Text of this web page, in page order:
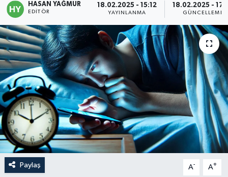
HASAN YAĞMUR
EDITÖR
18.02.2025 - 15:12
YAYINLANMA
18.02.2025 -
GÜNCELLEME
Paylaş A- A+
Politika
Sağlık
Spor
Teknoloji
Yaşam